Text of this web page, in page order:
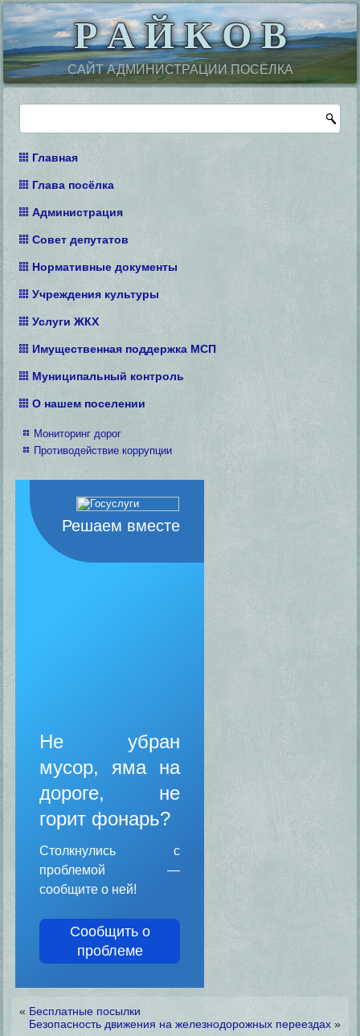
Р А Й К О В
САЙТ АДМИНИСТРАЦИИ ПОСЁЛКА
Главная
Глава посёлка
Администрация
Совет депутатов
Нормативные документы
Учреждения культуры
Услуги ЖКХ
Имущественная поддержка МСП
Муниципальный контроль
О нашем поселении
Мониторинг дорог
Противодействие коррупции
Решаем вместе
Не убран
мусор, яма на
дороге, не
горит фонарь?
Столкнулись с
проблемой —
сообщите о ней!
Сообщить о
проблеме
« Бесплатные посылки
Безопасность движения на железнодорожных переездах»